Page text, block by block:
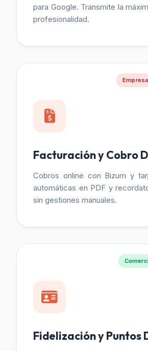
para Google. Transmite la
profesionalidad.
Facturación y Cobro
Cobros online con Bizum y
automáticas en PDF y
sin gestiones manuales.
Fidelización y Puntos